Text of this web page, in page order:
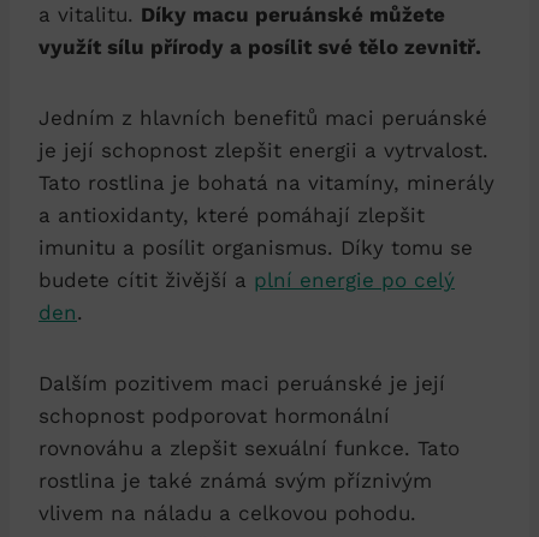
a vitalitu. Díky macu peruánské můžete
využít sílu přírody a posílit své tělo zevnitř.
Jedním z hlavních benefitů maci peruánské
je její schopnost zlepšit energii a vytrvalost.
Tato rostlina je bohatá na vitamíny, minerály
a antioxidanty, které pomáhají zlepšit
imunitu a posílit organismus. Díky tomu se
budete cítit živější a plní energie po celý
den.
Dalším pozitivem maci peruánské je její
schopnost podporovat hormonální
rovnováhu a zlepšit sexuální funkce. Tato
rostlina je také známá svým příznivým
vlivem na náladu a celkovou pohodu.